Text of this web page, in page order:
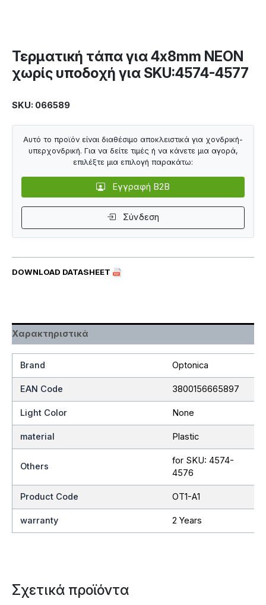
Τερματική τάπα για 4x8mm NEON
χωρίς υποδοχή για SKU:4574-4577
SKU: 066589
DOWNLOAD DATASHEET
Αυτό το προϊόν είναι διαθέσιμο αποκλειστικά για χονδρική-
υπερχονδρική. Για να δείτε τιμές ή να κάνετε μια αγορά,
επιλέξτε μια επιλογή παρακάτω:
Εγγραφή B2B
Σύνδεση
Χαρακτηριστικά
Brand Optonica
EAN Code 3800156665897
Light Color None
material Plastic
Others
for SKU: 4574-
4576
Product Code OT1-А1
warranty 2 Years
Σχετικά προϊόντα